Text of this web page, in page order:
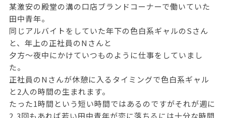
某激安の殿堂の溝の口店ブランドコーナーで働いていた
田中青年。
同じアルバイトをしていた年下の色白系ギャルのSさん
と、年上の正社員のNさんと
夕方〜夜中にかけていつものように仕事をしていまし
た。
正社員のNさんが休憩に入るタイミングで色白系ギャル
と2人の時間の生まれます。
たった1時間という短い時間ではあるのですがそれが週に
2,3回もあれば若い田中青年が恋に落ちるには十分な時間